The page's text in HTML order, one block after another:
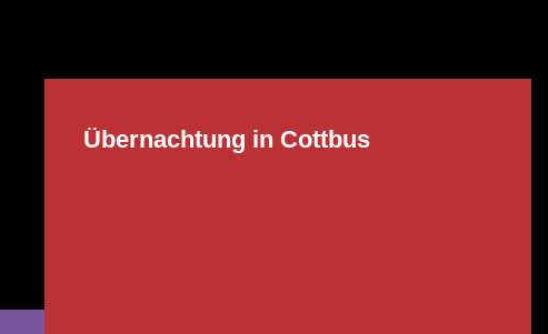
Übernachtung in Cottbus